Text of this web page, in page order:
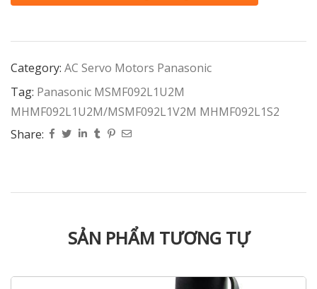
Category: AC Servo Motors Panasonic
Tag: Panasonic MSMF092L1U2M
MHMF092L1U2M/MSMF092L1V2M MHMF092L1S2
Share:
SẢN PHẨM TƯƠNG TỰ